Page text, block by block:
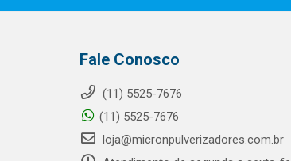
Fale Conosco
(11) 5525-7676
(11) 5525-7676
loja@micronpulverizadores.com.br